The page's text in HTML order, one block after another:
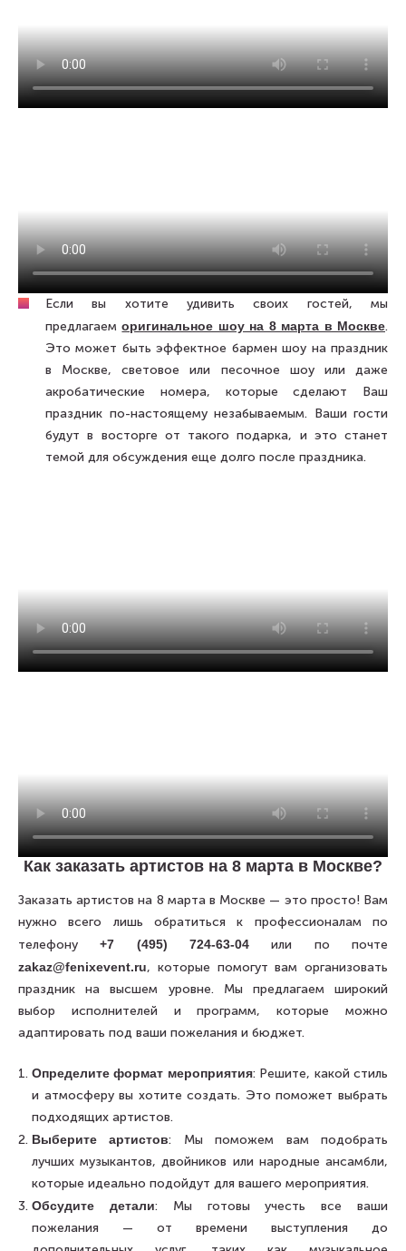
Если вы хотите удивить своих гостей, мы
предлагаеморигинальное шоу на 8 марта в Москве.
Это может быть эффектное бармен шоу на праздник
в Москве, световое или песочное шоу или даже
акробатические номера, которые сделают Ваш
праздник по-настоящему незабываемым. Ваши гости
будут в восторге от такого подарка, и это станет
темой для обсуждения еще долго после праздника.
Как заказать артистов на 8 марта в Москве?
Заказать артистов на 8 марта в Москве — это просто! Вам
нужно всего лишь обратиться к профессионалам по
телефону+7 (495) 724-63-04 или по почте
zakaz@fenixevent.ru, которые помогут вам организовать
праздник на высшем уровне. Мы предлагаем широкий
выбор исполнителей и программ, которые можно
адаптировать под ваши пожелания и бюджет.
Определите формат мероприятия: Решите, какой стиль
и атмосферу вы хотите создать. Это поможет выбрать
подходящих артистов.
Выберите артистов: Мы поможем вам подобрать
лучших музыкантов, двойников или народные ансамбли,
которые идеально подойдут для вашего мероприятия.
Обсудите детали: Мы готовы учесть все ваши
пожелания — от времени выступления до